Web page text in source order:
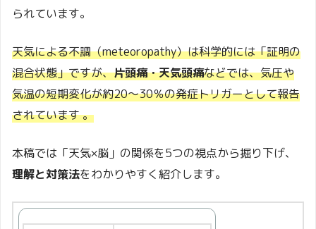
られています。
天気による不調（meteoropathy）は科学的には「証明の
混合状態」ですが、片頭痛・天気頭痛などでは、気圧や
気温の短期変化が約20～30％の発症トリガーとして報告
されています。
本稿では「天気×脳」の関係を5つの視点から掘り下げ、
理解と対策法をわかりやすく紹介します。